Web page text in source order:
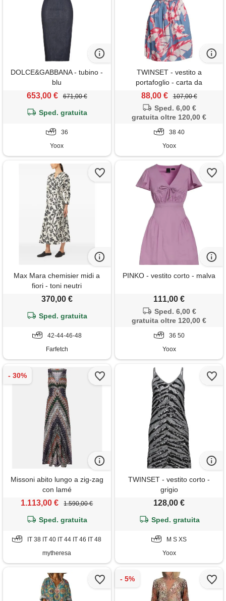
DOLCE&GABBANA - tubino -
blu
653,00 € 671,00 €
Sped. gratuita
36
Yoox
TWINSET - vestito a
portafoglio - carta da
zucchero
88,00 € 107,00 €
Sped. 6,00 €
gratuita oltre 120,00 €
38 40
Yoox
Max Mara chemisier midi a
fiori - toni neutri
370,00 €
Sped. gratuita
42-44-46-48
Farfetch
PINKO - vestito corto - malva
111,00 €
Sped. 6,00 €
gratuita oltre 120,00 €
36 50
Yoox
Missoni abito lungo a zig-zag
con lamé
1.113,00 € 1.590,00 €
Sped. gratuita
IT 38 IT 40 IT 44 IT 46 IT 48
mytheresa
TWINSET - vestito corto -
grigio
128,00 €
Sped. gratuita
M S XS
Yoox